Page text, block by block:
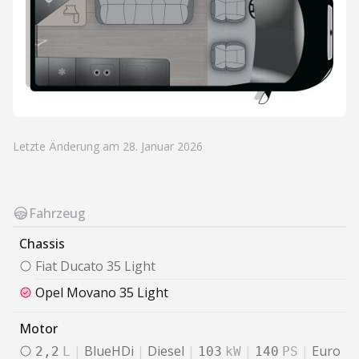
Letzte Änderung am 28. Januar 2026
Fahrzeug
Chassis
Fiat Ducato 35 Light
Opel Movano 35 Light
Motor
2,2 L | BlueHDi | Diesel | 103 kW | 140 PS | Euro